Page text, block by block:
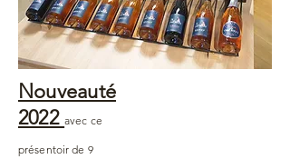
Nouveauté
2022avec ce
présentoir de 9